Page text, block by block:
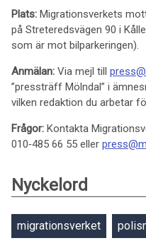
Plats: Migrationsverkets
på Streteredsvägen 90 i
som är mot bilparkeringen).
Anmälan: Via mejl till
”pressträff Mölndal” i
vilken redaktion du arbetar
Frågor: Kontakta
010‑485 66 55 eller
Nyckelord
migrationsverket